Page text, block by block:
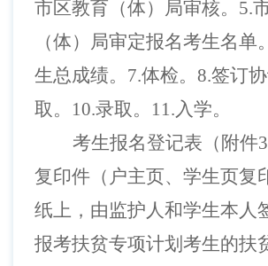
市区教育（体）局审核。5.
（体）局审定报名考生名单。
生总成绩。7.体检。8.签订
取。10.录取。11.入学。
考生报名登记表（附件
复印件（户主页、学生页复
纸上，由监护人和学生本人
报考扶贫专项计划考生的扶